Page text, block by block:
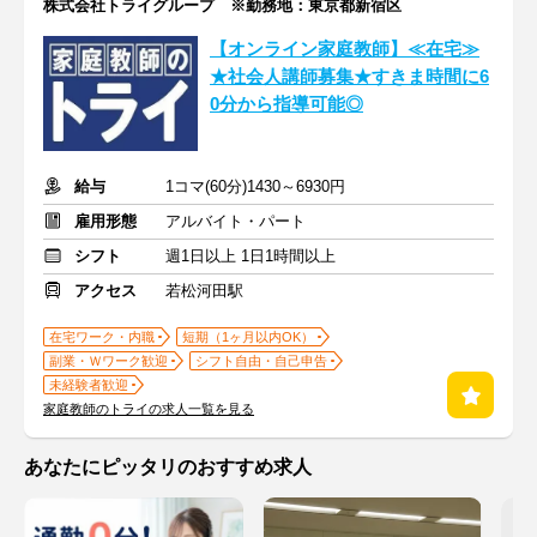
株式会社トライグループ ※勤務地：東京都新宿区
【オンライン家庭教師】≪在宅≫
★社会人講師募集★すきま時間に6
0分から指導可能◎
給与
1コマ(60分)1430～6930円
雇用形態
アルバイト・パート
シフト
週1日以上 1日1時間以上
アクセス
若松河田駅
在宅ワーク・内職
短期（1ヶ月以内OK）
副業・Ｗワーク歓迎
シフト自由・自己申告
未経験者歓迎
家庭教師のトライの求人一覧を見る
あなたにピッタリのおすすめ求人